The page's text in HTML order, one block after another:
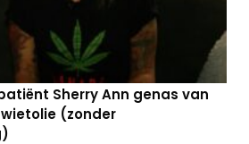
Sherry Ann genas van
(zonder